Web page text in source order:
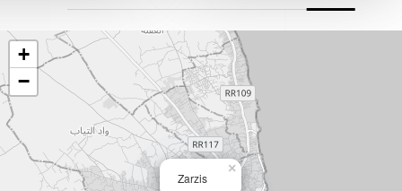
Zarzis
×
+
−